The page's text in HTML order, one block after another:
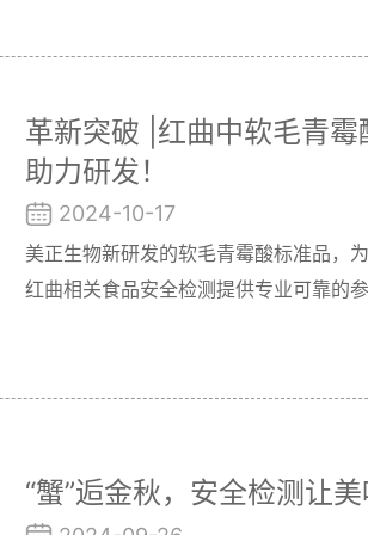
革新突破 |红曲中软毛青
助力研发！
2024-10-17
美正生物新研发的软毛青霉酸标准品，
红曲相关食品安全检测提供专业可靠的参
“蟹”逅金秋，安全检测让美